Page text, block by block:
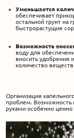
Уменьшается
обеспечивает
остальной грунт на
быстрорастущие
Возможность
воду для
вносить удобрения
количество
Организация
проблем. Возможность
руками особенно ценно